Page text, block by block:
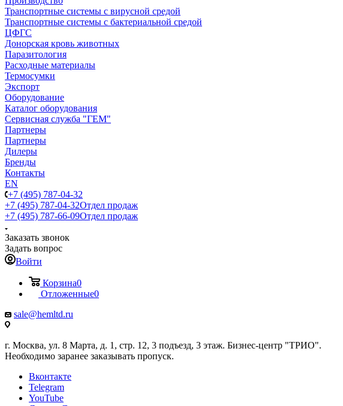
Транспортные системы с вирусной средой
Транспортные системы с бактериальной средой
ЦФГС
Донорская кровь животных
Паразитология
Расходные материалы
Термосумки
Экспорт
Оборудование
Каталог оборудования
Сервисная служба "ГЕМ"
Партнеры
Партнеры
Дилеры
Бренды
Контакты
EN
+7 (495) 787-04-32
+7 (495) 787-04-32Отдел продаж
+7 (495) 787-66-09Отдел продаж
Заказать звонок
Задать вопрос
Войти
Корзина0
Отложенные0
sale@hemltd.ru
г. Москва, ул. 8 Марта, д. 1, стр. 12, 3 подъезд, 3 этаж. Бизнес-центр "ТРИО".
Необходимо заранее заказывать пропуск.
Вконтакте
Telegram
YouTube